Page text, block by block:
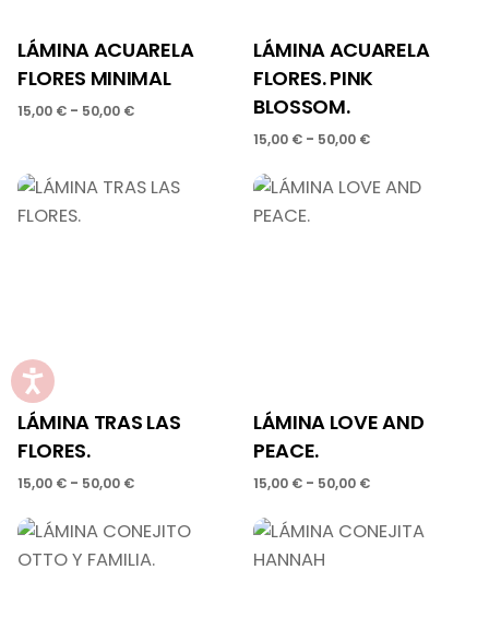
LÁMINA ACUARELA
FLORES MINIMAL
15,00 € - 50,00 €
LÁMINA ACUARELA
FLORES. PINK
BLOSSOM.
15,00 € - 50,00 €
LÁMINA TRAS LAS
FLORES.
15,00 € - 50,00 €
LÁMINA LOVE AND
PEACE.
15,00 € - 50,00 €